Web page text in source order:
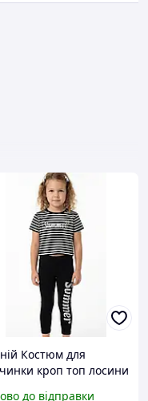
Костюм для
кроп топ лосини
до відправки